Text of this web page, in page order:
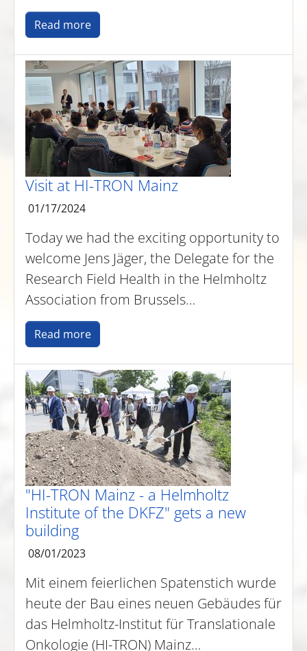
Read more
Visit at HI-TRON Mainz
01/17/2024
Today we had the exciting opportunity to
welcome Jens Jäger, the Delegate for the
Research Field Health in the Helmholtz
Association from Brussels…
Read more
"HI-TRON Mainz - a Helmholtz
Institute of the DKFZ" gets a new
building
08/01/2023
Mit einem feierlichen Spatenstich wurde
heute der Bau eines neuen Gebäudes für
das Helmholtz-Institut für Translationale
Onkologie (HI-TRON) Mainz…